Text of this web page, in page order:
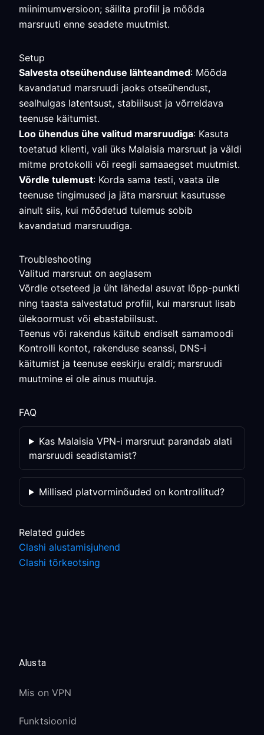
miinimumversioon; säilita profiil ja mõõda
marsruuti enne seadete muutmist.
Setup
Salvesta otseühenduse lähteandmed: Mõõda
kavandatud marsruudi jaoks otseühendust,
sealhulgas latentsust, stabiilsust ja võrreldava
teenuse käitumist.
Loo ühendus ühe valitud marsruudiga: Kasuta
toetatud klienti, vali üks Malaisia marsruut ja väldi
mitme protokolli või reegli samaaegset muutmist.
Võrdle tulemust: Korda sama testi, vaata üle
teenuse tingimused ja jäta marsruut kasutusse
ainult siis, kui mõõdetud tulemus sobib
kavandatud marsruudiga.
Troubleshooting
Valitud marsruut on aeglasem
Võrdle otseteed ja üht lähedal asuvat lõpp-punkti
ning taasta salvestatud profiil, kui marsruut lisab
ülekoormust või ebastabiilsust.
Teenus või rakendus käitub endiselt samamoodi
Kontrolli kontot, rakenduse seanssi, DNS-i
käitumist ja teenuse eeskirju eraldi; marsruudi
muutmine ei ole ainus muutuja.
FAQ
Kas Malaisia VPN-i marsruut parandab alati
marsruudi seadistamist?
Millised platvorminõuded on kontrollitud?
Related guides
Clashi alustamisjuhend
Clashi tõrkeotsing
Alusta
Mis on VPN
Funktsioonid